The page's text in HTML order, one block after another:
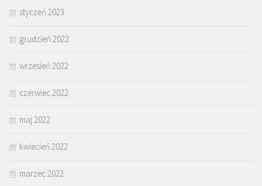
styczeń 2023
grudzień 2022
wrzesień 2022
czerwiec 2022
maj 2022
kwiecień 2022
marzec 2022